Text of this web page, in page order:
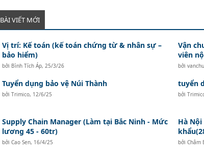
BÀI VIẾT MỚI
Vị trí: Kế toán (kế toán chứng từ & nhân sự –
bảo hiểm)
bởi Bình Tích Áp, 25/3/26
Vận
viên
bởi
Tuyển dụng bảo vệ Núi Thành
bởi Trimico, 12/6/25
tuyển
bởi
Supply Chain Manager (Làm tại Bắc Ninh - Mức
lương 45 - 60tr)
bởi Cao Sen, 16/4/25
Hà
bởi Châm